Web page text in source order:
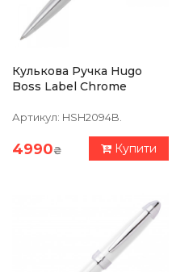
Кулькова Ручка Hugo
Boss Label Chrome
Артикул: HSH2094B.
4990₴ Купити